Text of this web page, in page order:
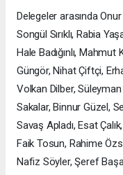
Delegeler arasında Onur
Songül Sırıklı, Rabia
Hale Badığınlı, Mahmut
Güngör, Nihat Çiftçi,
Volkan Dilber,
Sakalar, Binnur Güzel,
Savaş Apladı, Esat
Faik Tosun, Rahime
Nafiz Söyler, Şeref